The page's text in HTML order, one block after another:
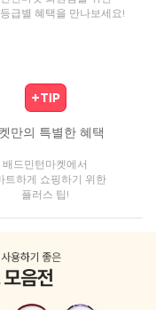
급별 혜택을 만나보세요!
만의 특별한 혜택
배드민턴마켓에서
트하게 쇼핑하기 위한
플러스 팁!